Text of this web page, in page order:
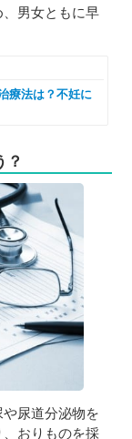
男女ともに早
療法は？不妊に
？
尿道分泌物を
おりものを採